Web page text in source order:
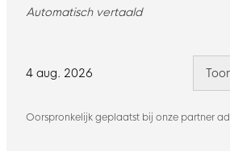
4 aug. 2026
Oorspronkelijk geplaatst bij onze partner
Automatisch vertaald